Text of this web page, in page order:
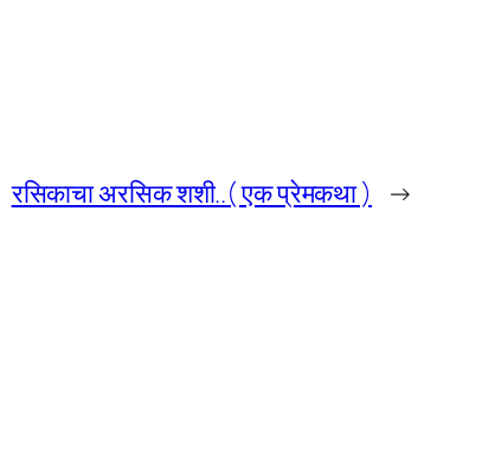
रसिकाचा अरसिक शशी..( एक प्रेमकथा ) →